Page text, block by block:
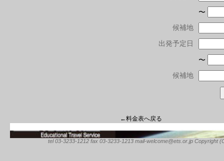
〜
候補地
出発予定日
〜
候補地
←料金表へ戻る
tel 03-3233-1212 fax 03-3233-1213 mail-welcome@ets.or.jp Copyright